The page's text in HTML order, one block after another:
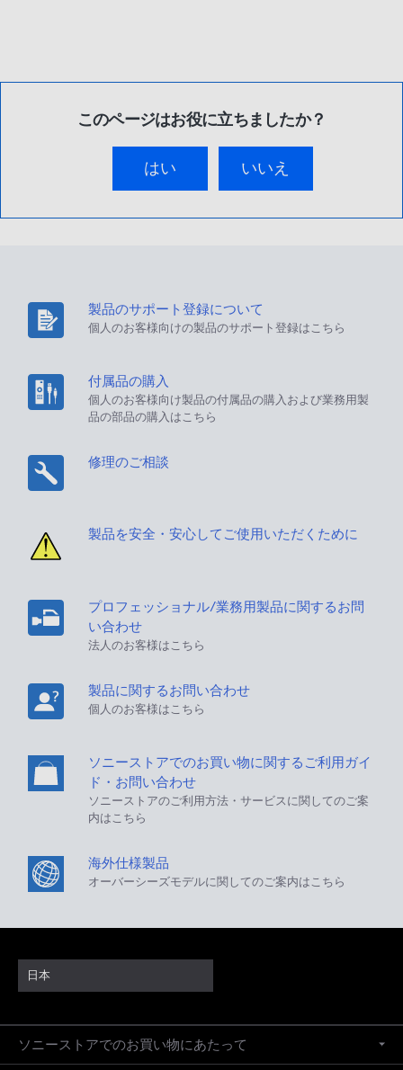
このページはお役に立ちましたか？
はい いいえ
製品のサポート登録について
個人のお客様向けの製品のサポート登録はこちら
付属品の購入
個人のお客様向け製品の付属品の購入および業務用製
品の部品の購入はこちら
修理のご相談
製品を安全・安心してご使用いただくために
プロフェッショナル/業務用製品に関するお問
い合わせ
法人のお客様はこちら
製品に関するお問い合わせ
個人のお客様はこちら
ソニーストアでのお買い物に関するご利用ガイ
ド・お問い合わせ
ソニーストアのご利用方法・サービスに関してのご案
内はこちら
海外仕様製品
オーバーシーズモデルに関してのご案内はこちら
日本
ソニーストアでのお買い物にあたって